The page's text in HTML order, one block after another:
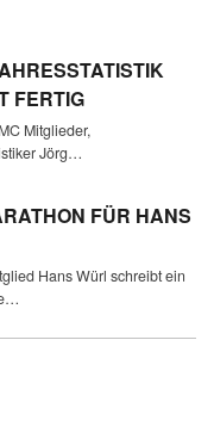
FERTIG
Mitglieder,
Jörg…
FÜR HANS
Hans Würl schreibt ein